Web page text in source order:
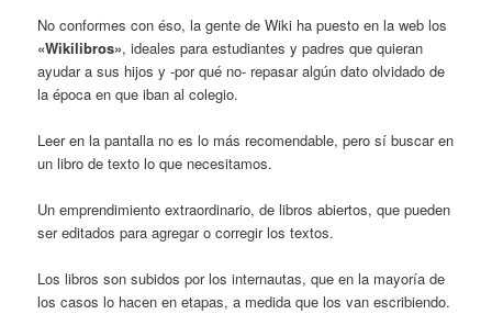
No conformes con éso, la gente de Wiki ha puesto en la web los
«Wikilibros», ideales para estudiantes y padres que quieran
ayudar a sus hijos y -por qué no- repasar algún dato olvidado de
la época en que iban al colegio.
Leer en la pantalla no es lo más recomendable, pero sí buscar en
un libro de texto lo que necesitamos.
Un emprendimiento extraordinario, de libros abiertos, que pueden
ser editados para agregar o corregir los textos.
Los libros son subidos por los internautas, que en la mayoría de
los casos lo hacen en etapas, a medida que los van escribiendo.